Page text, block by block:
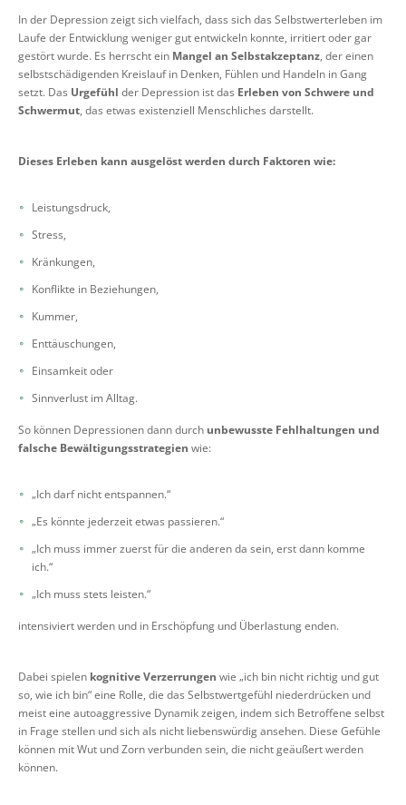
In der Depression zeigt sich vielfach, dass sich das Selbstwerterleben im
Laufe der Entwicklung weniger gut entwickeln konnte, irritiert oder gar
gestört wurde. Es herrscht ein Mangel an Selbstakzeptanz, der einen
selbstschädigenden Kreislauf in Denken, Fühlen und Handeln in Gang
setzt. Das Urgefühl der Depression ist das Erleben von Schwere und
Schwermut, das etwas existenziell Menschliches darstellt.
Dieses Erleben kann ausgelöst werden durch Faktoren wie:
Leistungsdruck,
Stress,
Kränkungen,
Konflikte in Beziehungen,
Kummer,
Enttäuschungen,
Einsamkeit oder
Sinnverlust im Alltag.
So können Depressionen dann durch unbewusste Fehlhaltungen und
falsche Bewältigungsstrategien wie:
„Ich darf nicht entspannen.“
„Es könnte jederzeit etwas passieren.“
„Ich muss immer zuerst für die anderen da sein, erst dann komme
ich.“
„Ich muss stets leisten.“
intensiviert werden und in Erschöpfung und Überlastung enden.
Dabei spielen kognitive Verzerrungen wie „ich bin nicht richtig und gut
so, wie ich bin“ eine Rolle, die das Selbstwertgefühl niederdrücken und
meist eine autoaggressive Dynamik zeigen, indem sich Betroffene selbst
in Frage stellen und sich als nicht liebenswürdig ansehen. Diese Gefühle
können mit Wut und Zorn verbunden sein, die nicht geäußert werden
können.